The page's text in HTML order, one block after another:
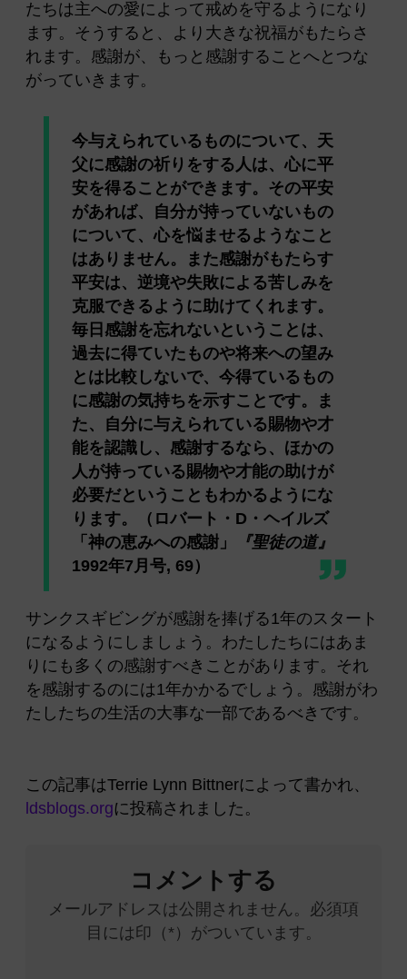
たちは主への愛によって戒めを守るようになり
ます。そうすると、より大きな祝福がもたらさ
れます。感謝が、もっと感謝することへとつな
がっていきます。
今与えられているものについて、天
父に感謝の祈りをする人は、心に平
安を得ることができます。その平安
があれば、自分が持っていないもの
について、心を悩ませるようなこと
はありません。また感謝がもたらす
平安は、逆境や失敗による苦しみを
克服できるように助けてくれます。
毎日感謝を忘れないということは、
過去に得ていたものや将来への望み
とは比較しないで、今得ているもの
に感謝の気持ちを示すことです。ま
た、自分に与えられている賜物や才
能を認識し、感謝するなら、ほかの
人が持っている賜物や才能の助けが
必要だということもわかるようにな
ります。（ロバート・D・ヘイルズ
「神の恵みへの感謝」
『聖徒の道』
1992年7月号, 69）
サンクスギビングが感謝を捧げる1年のスタート
になるようにしましょう。わたしたちにはあま
りにも多くの感謝すべきことがあります。それ
を感謝するのには1年かかるでしょう。感謝がわ
たしたちの生活の大事な一部であるべきです。
この記事はTerrie Lynn Bittnerによって書かれ、
ldsblogs.orgに投稿されました。
コメントする
メールアドレスは公開されません。必須項
目には印（*）がついています。